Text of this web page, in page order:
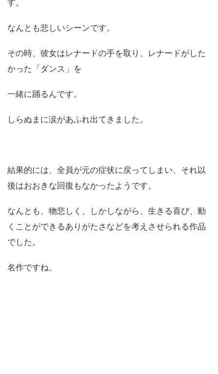
す。
なんとも悲しいシーンです。
その時、彼女はレナードの手を取り、レナードがした
かった「ダンス」を
一緒に踊るんです。
しらぬまに涙があふれ出てきました。
結果的には、全員が元の症状に戻ってしまい、それ以
後はおおきな回復もなかったようです。
なんとも、物悲しく、しかしながら、生きる喜び、動
くことができるありがたさなどを考えさせられる作品
でした。
名作ですね。